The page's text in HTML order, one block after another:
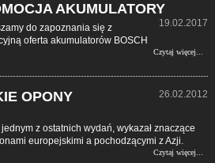
AKUMULATORY
19.02.2017
do zapoznania się z
oferta akumulatorów BOSCH
Czytaj więcej...
OPONY 26.02.2012
z ostatnich wydań, wykazał znaczące
europejskimi a pochodzącymi z Azji.
Czytaj więcej...